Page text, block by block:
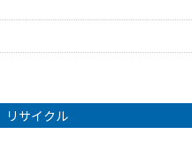
サイクル